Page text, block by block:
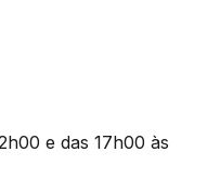
e das 17h00 às